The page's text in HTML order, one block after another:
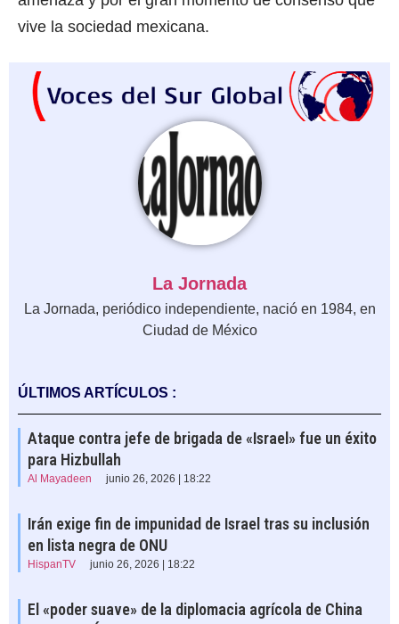
vive la sociedad mexicana.
La Jornada
La Jornada, periódico independiente, nació en 1984, en
Ciudad de México
ÚLTIMOS ARTÍCULOS :
Ataque contra jefe de brigada de «Israel» fue un éxito
para Hizbullah
Al Mayadeen junio 26, 2026 | 18:22
Irán exige fin de impunidad de Israel tras su inclusión
en lista negra de ONU
HispanTV junio 26, 2026 | 18:22
El «poder suave» de la diplomacia agrícola de China